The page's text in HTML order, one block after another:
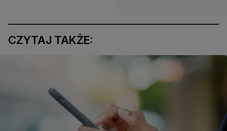
CZYTAJ TAKŻE: